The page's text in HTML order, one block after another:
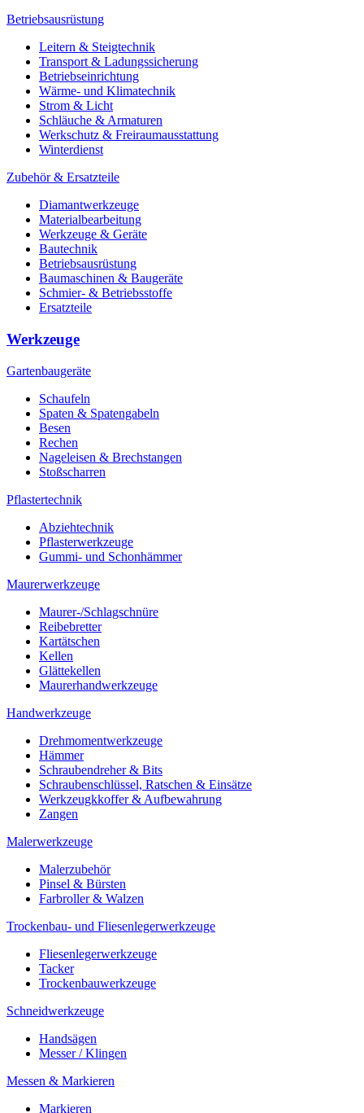
Betriebsausrüstung
Leitern & Steigtechnik
Transport & Ladungssicherung
Betriebseinrichtung
Wärme- und Klimatechnik
Strom & Licht
Schläuche & Armaturen
Werkschutz & Freiraumausstattung
Winterdienst
Zubehör & Ersatzteile
Diamantwerkzeuge
Materialbearbeitung
Werkzeuge & Geräte
Bautechnik
Betriebsausrüstung
Baumaschinen & Baugeräte
Schmier- & Betriebsstoffe
Ersatzteile
Werkzeuge
Gartenbaugeräte
Schaufeln
Spaten & Spatengabeln
Besen
Rechen
Nageleisen & Brechstangen
Stoßscharren
Pflastertechnik
Abziehtechnik
Pflasterwerkzeuge
Gummi- und Schonhämmer
Maurerwerkzeuge
Maurer-/Schlagschnüre
Reibebretter
Kartätschen
Kellen
Glättekellen
Maurerhandwerkzeuge
Handwerkzeuge
Drehmomentwerkzeuge
Hämmer
Schraubendreher & Bits
Schraubenschlüssel, Ratschen & Einsätze
Werkzeugkkoffer & Aufbewahrung
Zangen
Malerwerkzeuge
Malerzubehör
Pinsel & Bürsten
Farbroller & Walzen
Trockenbau- und Fliesenlegerwerkzeuge
Fliesenlegerwerkzeuge
Tacker
Trockenbauwerkzeuge
Schneidwerkzeuge
Handsägen
Messer / Klingen
Messen & Markieren
Markieren